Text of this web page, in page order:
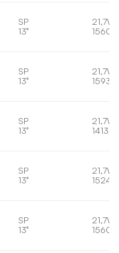
SP
13°
21,7W
SP
13°
21,7W
1593lm
SP
13°
21,7W
1413lm
SP
13°
21,7W
1524lm
SP
13°
21,7W